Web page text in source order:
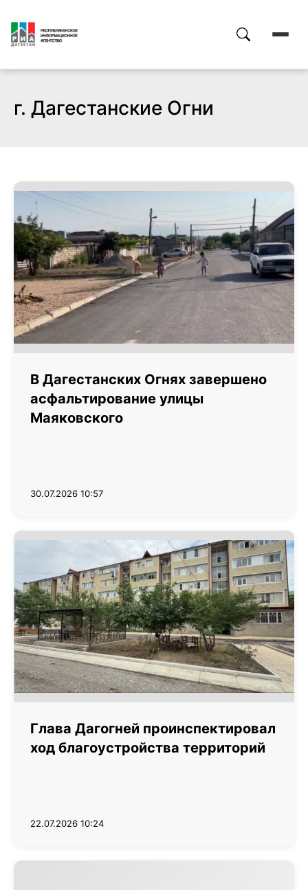
г. Дагестанские Огни
В Дагестанских Огнях завершено
асфальтирование улицы
Маяковского
30.07.2026 10:57
Глава Дагогней проинспектировал
ход благоустройства территорий
22.07.2026 10:24